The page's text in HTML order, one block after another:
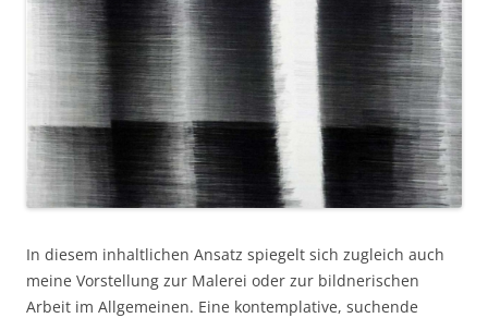
In diesem inhaltlichen Ansatz spiegelt sich zugleich auch
meine Vorstellung zur Malerei oder zur bildnerischen
Arbeit im Allgemeinen. Eine kontemplative, suchende